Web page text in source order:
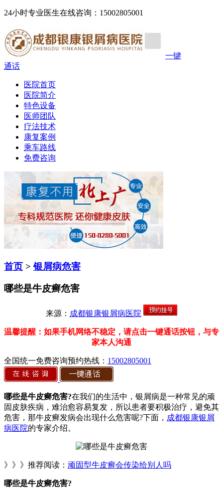
24小时专业医生在线咨询：15002805001
一键
通话
医院首页
医院简介
特色设备
医师团队
疗法技术
康复案例
乘车路线
免费咨询
首页 >银屑病危害
哪些是牛皮癣危害
来源： 成都银康银屑病医院
温馨提醒：如果手机网络不稳定，请点击一键通话按钮，与专
家本人沟通
全国统一免费咨询预约热线： 15002805001
哪些是牛皮癣危害?在我们的生活中，银屑病是一种常见的顽
固皮肤疾病，难治愈容易复发，所以患者要积极治疗，避免其
危害，那牛皮癣发病会出现什么危害呢?下面， 成都银康银屑
病医院的专家介绍。
》》》推荐阅读： 顽固型牛皮癣会传染给别人吗
哪些是牛皮癣危害?